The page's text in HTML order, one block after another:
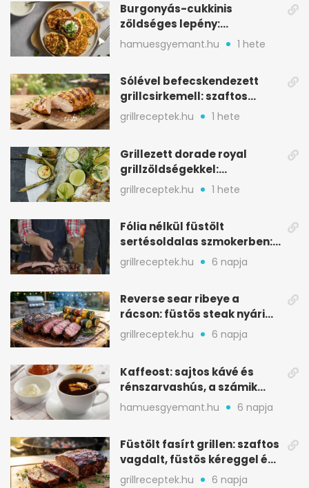
Burgonyás-cukkinis
zöldséges lepény:
aranybarna, szaftos, hús
nélkül is
hamuesgyemant.hu 1 hete
Sólével befecskendezett
grillcsirkemell: szaftos
marad, nem szárad ki
grillreceptek.hu 1 hete
Grillezett dorade royal
grillzöldségekkel:
mediterrán ízek a rostélyról
grillreceptek.hu 1 hete
Fólia nélkül füstölt
sertésoldalas szmokerben:
ropogós bark, 6 óra
grillreceptek.hu 6 napja
Reverse sear ribeye a
rácson: füstös steak nyári
tökkebabbal
grillreceptek.hu 6 napja
Kaffeost: sajtos kávé és
rénszarvashús, a számik
melegítő itala
hamuesgyemant.hu 6 napja
Füstölt fasírt grillen: szaftos
vagdalt, füstös kéreggel és
BBQ mázzal
grillreceptek.hu 6 napja